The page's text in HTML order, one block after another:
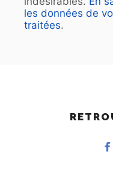
les données de
traitées.